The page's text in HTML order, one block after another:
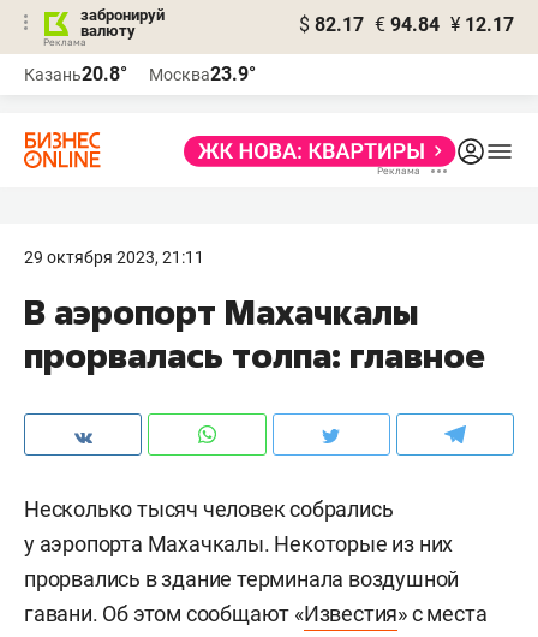
забронируй
валюту
$ 82.17 € 94.84 ¥ 12.17
Казань20.8° Москва23.9°
29 октября 2023, 21:11
В аэропорт Махачкалы
прорвалась толпа: главное
Несколько тысяч человек собрались
у аэропорта Махачкалы. Некоторые из них
прорвались в здание терминала воздушной
гавани. Об этом сообщают «Известия» с места